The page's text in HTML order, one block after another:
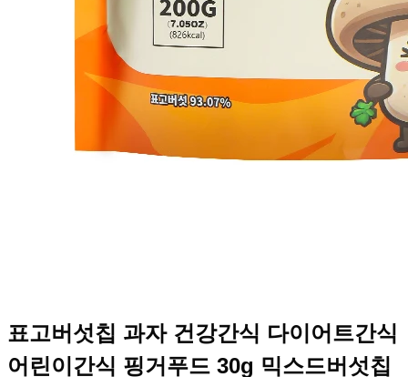
표고버섯칩 과자 건강간식 다이어트간식
어린이간식 핑거푸드 30g 믹스드버섯칩